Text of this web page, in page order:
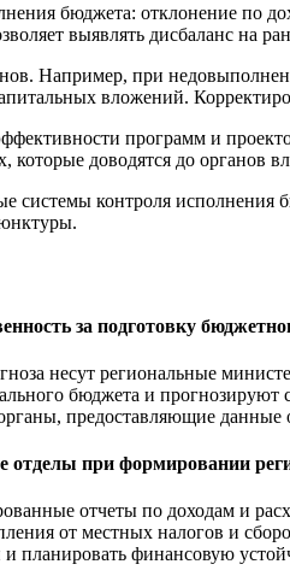
бюджета: отклонение по
выявлять дисбаланс на
Например, при
вложений.
программ и
которые доводятся до
системы контроля
за подготовку
несут региональные
бюджета и
предоставляющие данные
при формировании
отчеты по доходам и
от местных налогов и
планировать финансовую